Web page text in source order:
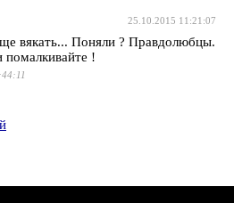
25.10.2015 11:21:07
вякать... Поняли ? Правдолюбцы.
помалкивайте !